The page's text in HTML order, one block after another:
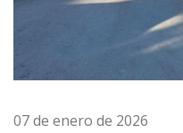
07 de enero de 2026